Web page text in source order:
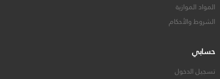
المواد الموازية
الشروط والأحكام
حسابي
تسجيل الدخول